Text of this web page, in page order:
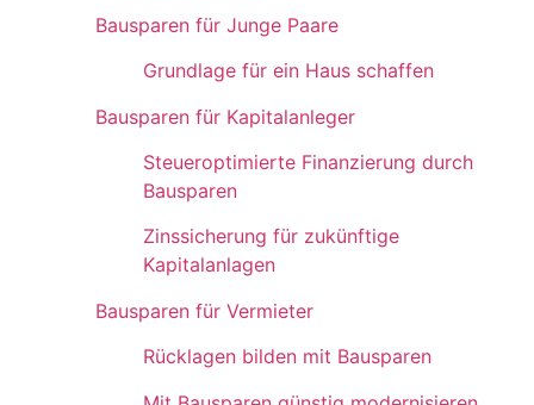
Bausparen für Junge Paare
Grundlage für ein Haus schaffen
Bausparen für Kapitalanleger
Steueroptimierte Finanzierung durch
Bausparen
Zinssicherung für zukünftige
Kapitalanlagen
Bausparen für Vermieter
Rücklagen bilden mit Bausparen